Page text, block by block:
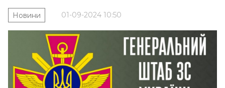
01-09-2024 10:50
Новини